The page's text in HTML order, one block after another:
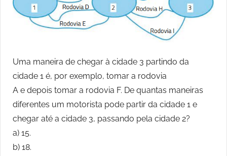
Uma maneira de chegar à cidade 3 partindo da
cidade 1 é, por exemplo, tomar a rodovia
A e depois tomar a rodovia F. De quantas maneiras
diferentes um motorista pode partir da cidade 1 e
chegar até a cidade 3, passando pela cidade 2?
a) 15.
b) 18.